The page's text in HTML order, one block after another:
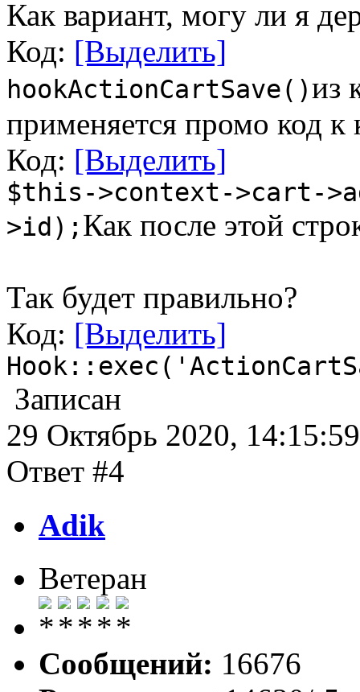
Как вариант, могу ли я
Код: [Выделить]
hookActionCartSave()из
применяется промо код к
Код: [Выделить]
$this->context->cart-
>id); Как после этой
Так будет правильно?
Код: [Выделить]
Записан
29 Октябрь 2020, 14:15:59
Ответ #4
Adik
Ветеран
Сообщений: 16676